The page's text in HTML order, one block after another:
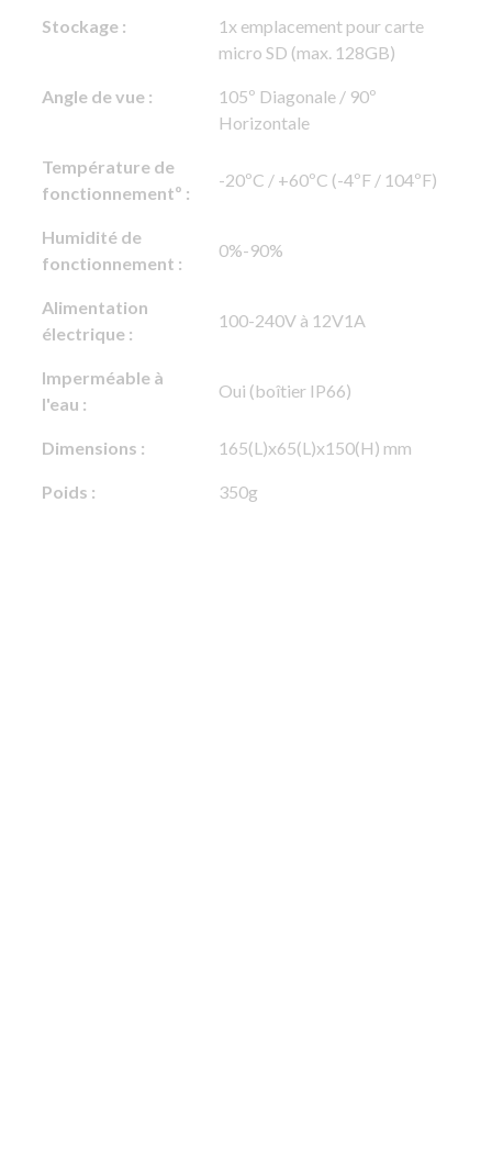
Stockage :
1x emplacement pour carte
micro SD (max. 128GB)
Angle de vue :
105º Diagonale / 90º
Horizontale
Température de
fonctionnementº :
-20ºC / +60ºC (-4ºF / 104ºF)
Humidité de
fonctionnement :
0%-90%
Alimentation
électrique :
100-240V à 12V1A
Imperméable à
l'eau :
Oui (boîtier IP66)
Dimensions : 165(L)x65(L)x150(H) mm
Poids : 350g